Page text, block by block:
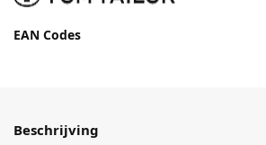
EAN Codes
Beschrijving